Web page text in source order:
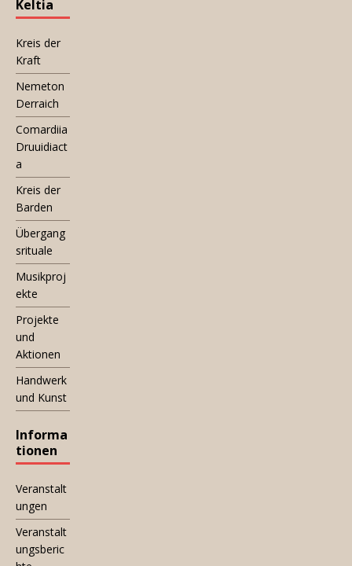
Keltia
Kreis der
Kraft
Nemeton
Derraich
Comardiia
Druuidiact
a
Kreis der
Barden
Übergang
srituale
Musikproj
ekte
Projekte
und
Aktionen
Handwerk
und Kunst
Informa
tionen
Veranstalt
ungen
Veranstalt
ungsberic